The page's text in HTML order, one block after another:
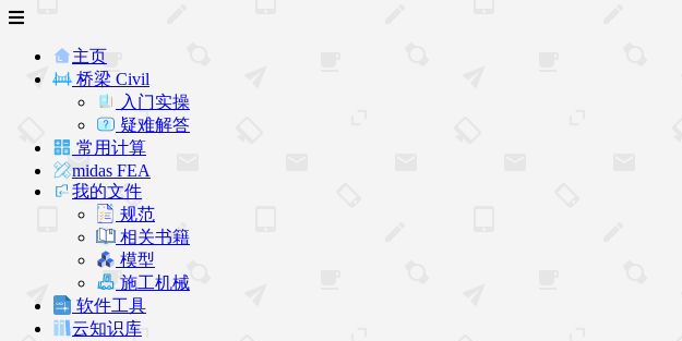
主页
桥梁 Civil
入门实操
疑难解答
常用计算
midas FEA
我的文件
规范
相关书籍
模型
施工机械
软件工具
云知识库